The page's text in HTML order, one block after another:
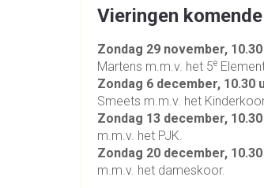
Vieringen
Zondag 29 november,
Martens m.m.v. het 5e
Zondag 6 december, 10.30
Smeets m.m.v. het
Zondag 13 december,
m.m.v. het PJK.
Zondag 20 december,
m.m.v. het dameskoor.